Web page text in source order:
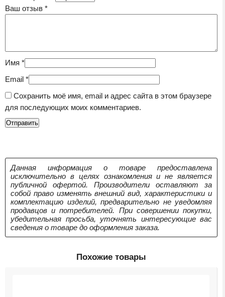
Ваш отзыв *
Имя *
Email *
Сохранить моё имя, email и адрес сайта в этом браузере
для последующих моих комментариев.
Данная информация о товаре предоставлена
исключительно в целях ознакомления и не является
публичной офертой. Производители оставляют за
собой право изменять внешний вид, характеристики и
комплектацию изделий, предварительно не уведомляя
продавцов и потребителей. При совершении покупки,
убедительная просьба, уточнять интересующие вас
сведения о товаре до оформления заказа.
Похожие товары